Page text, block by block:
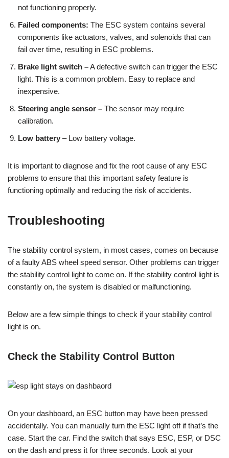
not functioning properly.
Failed components: The ESC system contains several
components like actuators, valves, and solenoids that can
fail over time, resulting in ESC problems.
Brake light switch –A defective switch can trigger the ESC
light. This is a common problem. Easy to replace and
inexpensive.
Steering angle sensor – The sensor may require
calibration.
Low battery – Low battery voltage.
It is important to diagnose and fix the root cause of any ESC
problems to ensure that this important safety feature is
functioning optimally and reducing the risk of accidents.
Troubleshooting
The stability control system, in most cases, comes on because
of a faulty ABS wheel speed sensor. Other problems can trigger
the stability control light to come on. If the stability control light is
constantly on, the system is disabled or malfunctioning.
Below are a few simple things to check if your stability control
light is on.
Check the Stability Control Button
On your dashboard, an ESC button may have been pressed
accidentally. You can manually turn the ESC light off if that’s the
case. Start the car. Find the switch that says ESC, ESP, or DSC
on the dash and press it for three seconds. Look at your